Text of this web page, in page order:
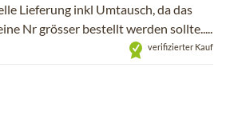
Lieferung inkl Umtausch, da das
Nr grösser bestellt werden sollte.....
verifizierter Kauf